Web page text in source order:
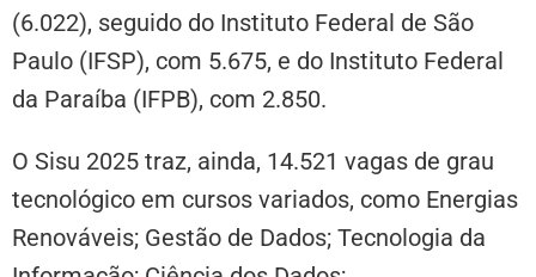
(6.022), seguido do Instituto Federal de São
Paulo (IFSP), com 5.675, e do Instituto Federal
da Paraíba (IFPB), com 2.850.
O Sisu 2025 traz, ainda, 14.521 vagas de grau
tecnológico em cursos variados, como Energias
Renováveis; Gestão de Dados; Tecnologia da